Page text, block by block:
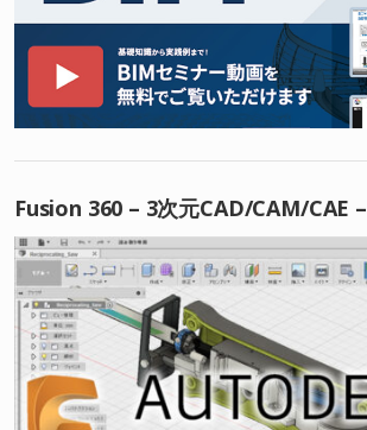
Fusion 360 – 3次元CAD/CAM/CAE –